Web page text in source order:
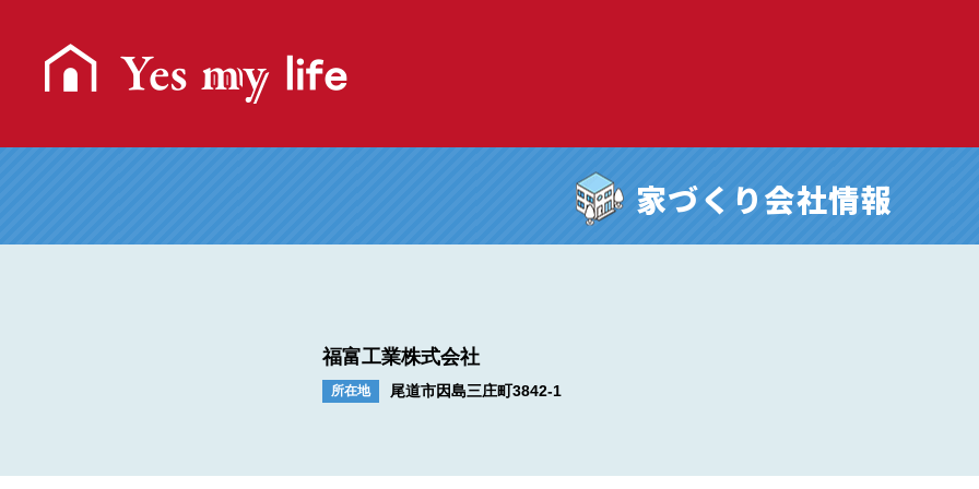
Yesmylifeとは お問い合わ
業種一覧
会員登録 ログイン
家づくり会社情報
福富工業株式会社
所在地 尾道市因島三庄町3842-1